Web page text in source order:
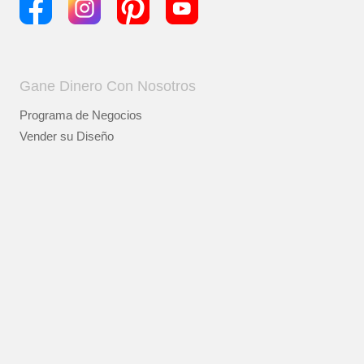
Gane Dinero Con Nosotros
Programa de Negocios
Vender su Diseño